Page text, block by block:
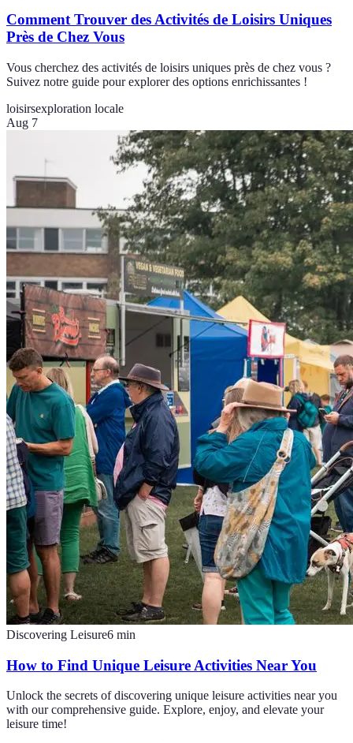
Comment Trouver des Activités de Loisirs Uniques
Près de Chez Vous
Vous cherchez des activités de loisirs uniques près de chez vous ?
Suivez notre guide pour explorer des options enrichissantes !
loisirsexploration locale
Aug 7
Discovering Leisure6 min
How to Find Unique Leisure Activities Near You
Unlock the secrets of discovering unique leisure activities near you
with our comprehensive guide. Explore, enjoy, and elevate your
leisure time!